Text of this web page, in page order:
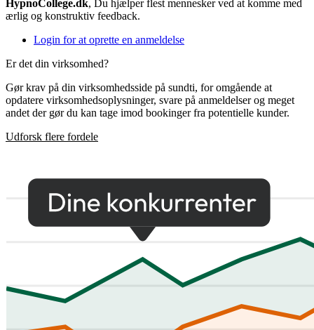
HypnoCollege.dk, Du hjælper flest mennesker ved at komme med
ærlig og konstruktiv feedback.
Login for at oprette en anmeldelse
Er det din virksomhed?
Gør krav på din virksomhedsside på sundti, for omgående at
opdatere virksomhedsoplysninger, svare på anmeldelser og meget
andet der gør du kan tage imod bookinger fra potentielle kunder.
Udforsk flere fordele